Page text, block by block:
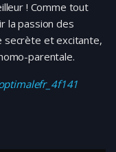
! Comme tout
la passion des
secrète et excitante,
parentale.